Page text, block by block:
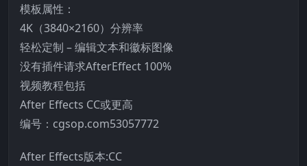
模板属性：
4K（3840×2160）分辨率
轻松定制 – 编辑文本和徽标图像
没有插件请求AfterEffect 100%
视频教程包括
After Effects CC或更高
编号：cgsop.com53057772
After Effects版本:CC